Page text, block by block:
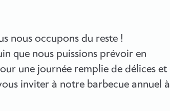
nous occupons du reste !
que nous puissions prévoir en
une journée remplie de délices et
inviter à notre barbecue annuel à